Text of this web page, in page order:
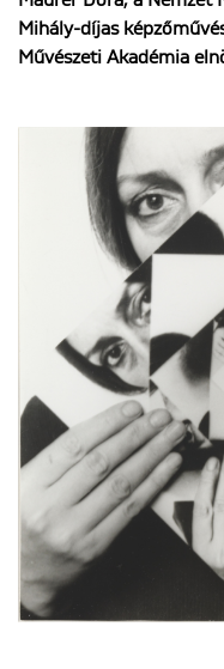
Mihály-díjas
Művészeti Akadémia